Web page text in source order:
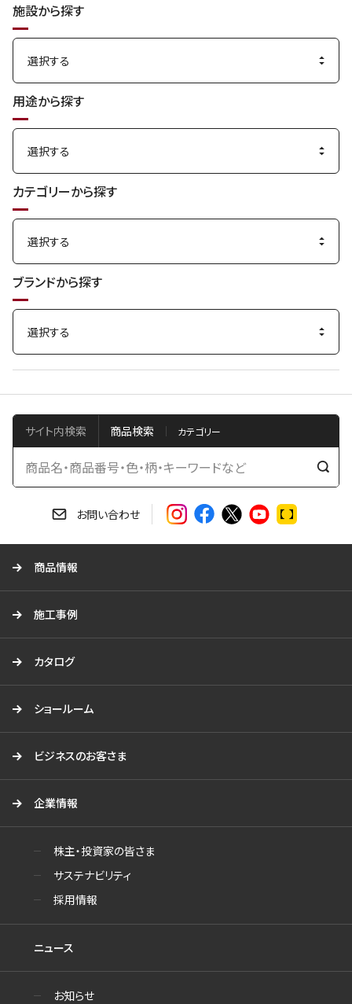
施設から探す
用途から探す
カテゴリーから探す
ブランドから探す
サイト内検索 商品検索
検
お問い合わせ
商品情報
施工事例
カタログ
ショールーム
ビジネスのお客さま
企業情報
株主・投資家の皆さま
サステナビリティ
採用情報
ニュース
お知らせ